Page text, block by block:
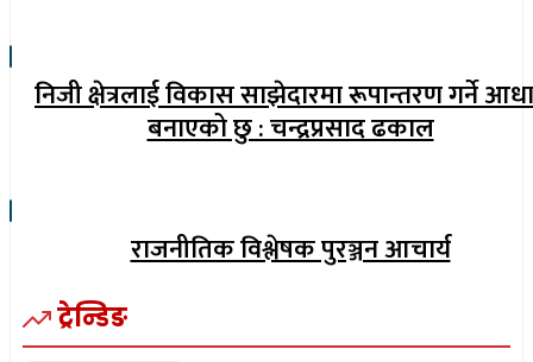
निजी क्षेत्रलाई विकास साझेदारमा रूपान्तरण गर्ने
बनाएको छु : चन्द्रप्रसाद ढकाल
राजनीतिक विश्लेषक पुरञ्जन आचार्य
ट्रेन्डिङ